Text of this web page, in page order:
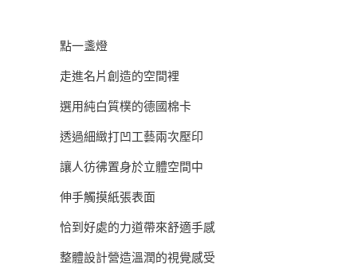
點一盞燈
走進名片創造的空間裡
選用純白質樸的德國棉卡
透過細緻打凹工藝兩次壓印
讓人彷彿置身於立體空間中
伸手觸摸紙張表面
恰到好處的力道帶來舒適手感
整體設計營造溫潤的視覺感受